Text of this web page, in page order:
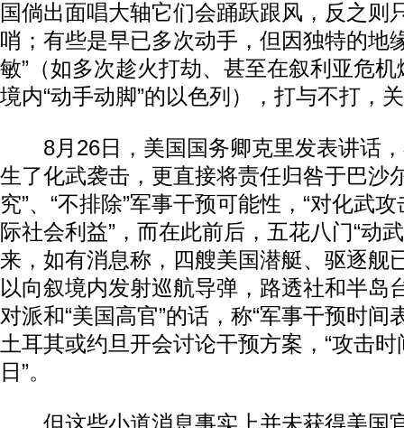
国倘出面唱大轴它们会踊跃跟风，反之则
哨；有些是早已多次动手，但因独特的地
敏”（如多次趁火打劫、甚至在叙利亚危
境内“动手动脚”的以色列），打与不打，
8月26日，美国国务卿克里发表讲话，
生了化武袭击，更直接将责任归咎于巴沙
究”、“不排除”军事干预可能性，“对化武
际社会利益”，而在此前后，五花八门“动
来，如有消息称，四艘美国潜艇、驱逐舰
以向叙境内发射巡航导弹，路透社和半岛
对派和“美国高官”的话，称“军事干预时间
土耳其或约旦开会讨论干预方案，“攻击
日”。